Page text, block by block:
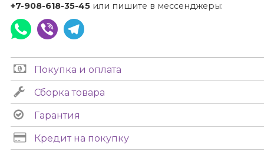
+7-908-618-35-45 или пишите в мессенджеры:
Покупка и оплата
Сборка товара
Гарантия
Кредит на покупку